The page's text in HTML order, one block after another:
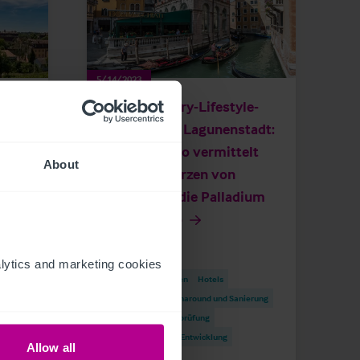
About
and marketing cookies
Allow all
5/14/2023
Neues Luxury-Lifestyle-
Hotel in der Lagunenstadt:
Christie & Co vermittelt
Hotel im Herzen von
Venedig an die Palladium
Pressemitteilungen
Hotels
Turnaround und Sanierung
Pachtprüfung
Investitionen und Entwicklung